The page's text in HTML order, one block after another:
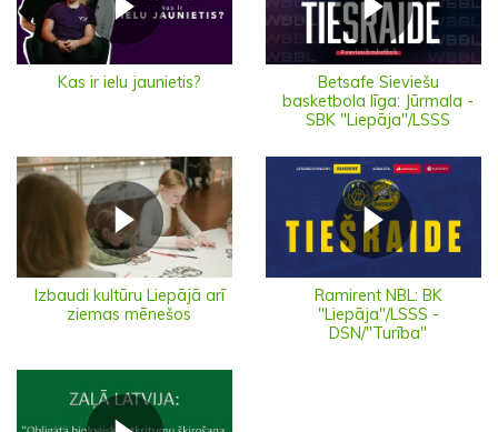
Kas ir ielu jaunietis?
Betsafe Sieviešu
basketbola līga: Jūrmala -
SBK "Liepāja"/LSSS
Izbaudi kultūru Liepājā arī
ziemas mēnešos
Ramirent NBL: BK
"Liepāja"/LSSS -
DSN/"Turība"